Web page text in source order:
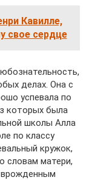
Кавилле,
свое сердце
делах. Она с
успевала по
которых была
школы Алла
по классу
кружок,
словам матери,
врожденным